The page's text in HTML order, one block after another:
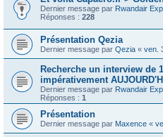
Dernier message par Rwandair
Réponses : 228
Présentation Qezia
Dernier message par Qezia « ven.
Recherche un interview de
impérativement
Dernier message par Rwandair
Réponses : 1
Présentation
Dernier message par Maxence «